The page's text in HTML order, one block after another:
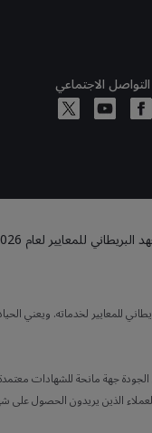
الاجتماعي
للمعايير لعام 2026
للمعايير لخدماته.
الجودة جهة مانحة للشهادات
الذين يريدون الحصول على